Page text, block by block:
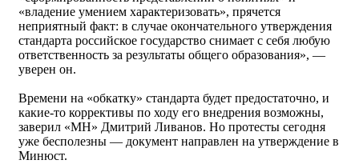
«владение умением характеризовать», прячется
неприятный факт: в случае окончательного утверждения
стандарта российское государство снимает с себя любую
ответственность за результаты общего образования», —
уверен он.
Времени на «обкатку» стандарта будет предостаточно, и
какие-то коррективы по ходу его внедрения возможны,
заверил «МН» Дмитрий Ливанов. Но протесты сегодня
уже бесполезны — документ направлен на утверждение в
Минюст.